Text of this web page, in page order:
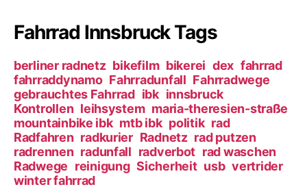
Fahrrad Innsbruck Tags
berliner radnetz bikefilm bikerei dex fahrrad
fahrraddynamo Fahrradunfall Fahrradwege
gebrauchtes Fahrrad ibk innsbruck
Kontrollen leihsystem maria-theresien-straße
mountainbike ibk mtb ibk politik rad
Radfahren radkurier Radnetz rad putzen
radrennen radunfall radverbot rad waschen
Radwege reinigung Sicherheit usb vertrider
winter fahrrad